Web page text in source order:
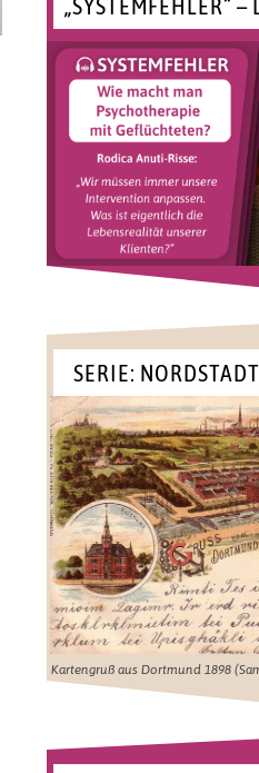
„SYSTEMFEHLER“
SERIE:
Kartengruß aus Dortmund 1898